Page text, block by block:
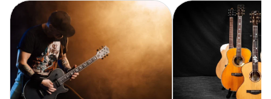
Vítejte na novém e-shopu Music
City
Jak vybrat